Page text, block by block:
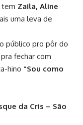
tem Zaila, Aline
uma leva de
público pro pôr do
fechar com
hino “Sou como
da Cris – São